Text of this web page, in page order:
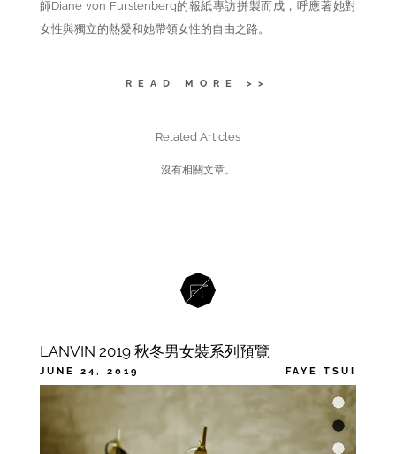
師Diane von Furstenberg的報紙專訪拼製而成，呼應著她對
女性與獨立的熱愛和她帶領女性的自由之路。
READ MORE >>
Related Articles
沒有相關文章。
LANVIN 2019 秋冬男女裝系列預覽
JUNE 24, 2019 FAYE TSUI
TAGS